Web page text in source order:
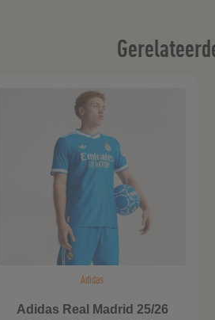
Adidas
Adidas Real Madrid 25/26